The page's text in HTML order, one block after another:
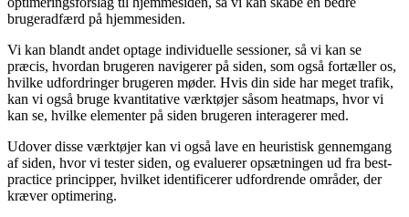
brugeradfærd på hjemmesiden.
Vi kan blandt andet optage individuelle sessioner, så vi kan se
præcis, hvordan brugeren navigerer på siden, som også fortæller os,
hvilke udfordringer brugeren møder. Hvis din side har meget trafik,
kan vi også bruge kvantitative værktøjer såsom heatmaps, hvor vi
kan se, hvilke elementer på siden brugeren interagerer med.
Udover disse værktøjer kan vi også lave en heuristisk gennemgang
af siden, hvor vi tester siden, og evaluerer opsætningen ud fra best-
practice principper, hvilket identificerer udfordrende områder, der
kræver optimering.